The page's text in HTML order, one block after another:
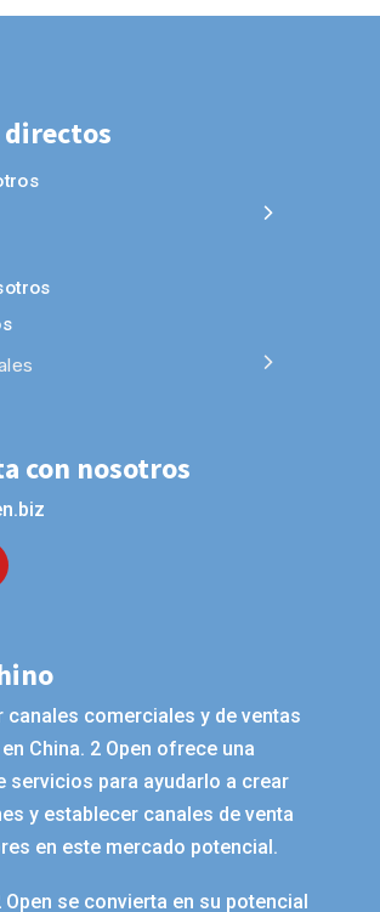
directos
con nosotros
canales comerciales y de ventas
China. 2 Open ofrece una
servicios para ayudarlo a crear
y establecer canales de venta
en este mercado potencial.
Open se convierta en su potencial